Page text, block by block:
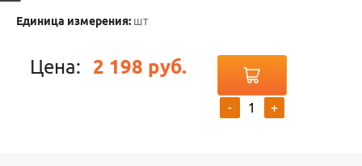
Единица измерения: шт
Цена: 2 198 руб.
- +